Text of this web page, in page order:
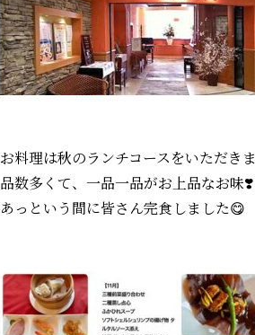
お料理は秋のランチコースをいただき
品数多くて、一品一品がお上品なお味
あっという間に皆さん完食しました😋